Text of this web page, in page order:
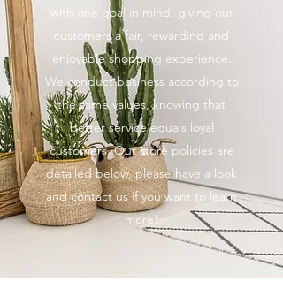
with one goal in mind: giving our
customers a fair, rewarding and
enjoyable shopping experience.
We conduct business according to
the same values, knowing that
better service equals loyal
customers. Our store policies are
detailed below, please have a look
and contact us if you want to learn
more!